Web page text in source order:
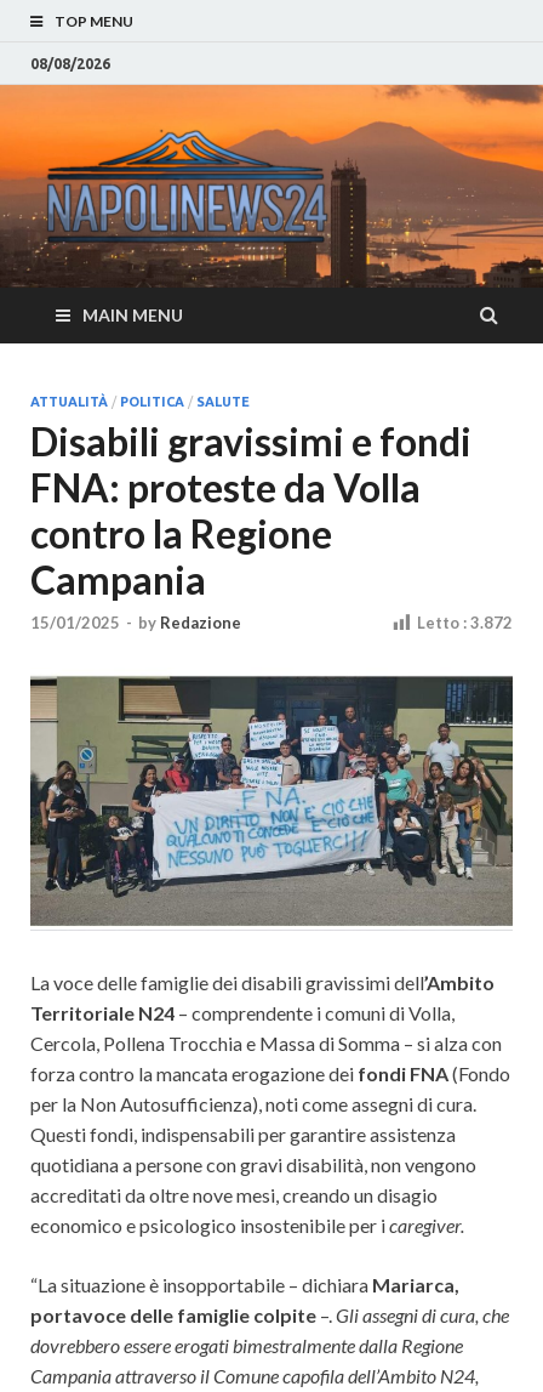
TOP MENU
08/08/2026
–
Napoli
Moda e
Notizie sulla citta di
Napoli e Campania
Eventi, Sport
MAIN MENU
ATTUALITÀ / POLITICA / SALUTE
Disabili gravissimi e fondi
FNA: proteste da Volla
contro la Regione
Campania
15/01/2025 - by Redazione Letto :3.872
La voce delle famiglie dei disabili gravissimi dell’Ambito
Territoriale N24 – comprendente i comuni di Volla,
Cercola, Pollena Trocchia e Massa di Somma – si alza con
forza contro la mancata erogazione dei fondi FNA(Fondo
per la Non Autosufficienza), noti come assegni di cura.
Questi fondi, indispensabili per garantire assistenza
quotidiana a persone con gravi disabilità, non vengono
accreditati da oltre nove mesi, creando un disagio
economico e psicologico insostenibile per icaregiver.
“La situazione è insopportabile – dichiara Mariarca,
portavoce delle famiglie colpite –.Gli assegni di cura, che
dovrebbero essere erogati bimestralmente dalla Regione
Campania attraverso il Comune capofila dell’Ambito N24,